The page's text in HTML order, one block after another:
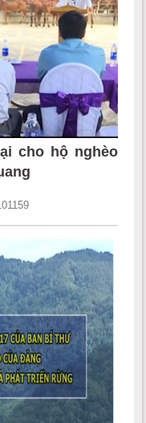
cho hộ nghèo